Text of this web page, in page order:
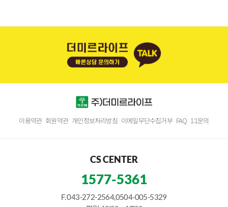
이용약관 회원약관 개인정보처리방침 이메일무단수집거부 FAQ 1:1문의
CS CENTER
1577-5361
F. 043-272-2564,0504-005-5329